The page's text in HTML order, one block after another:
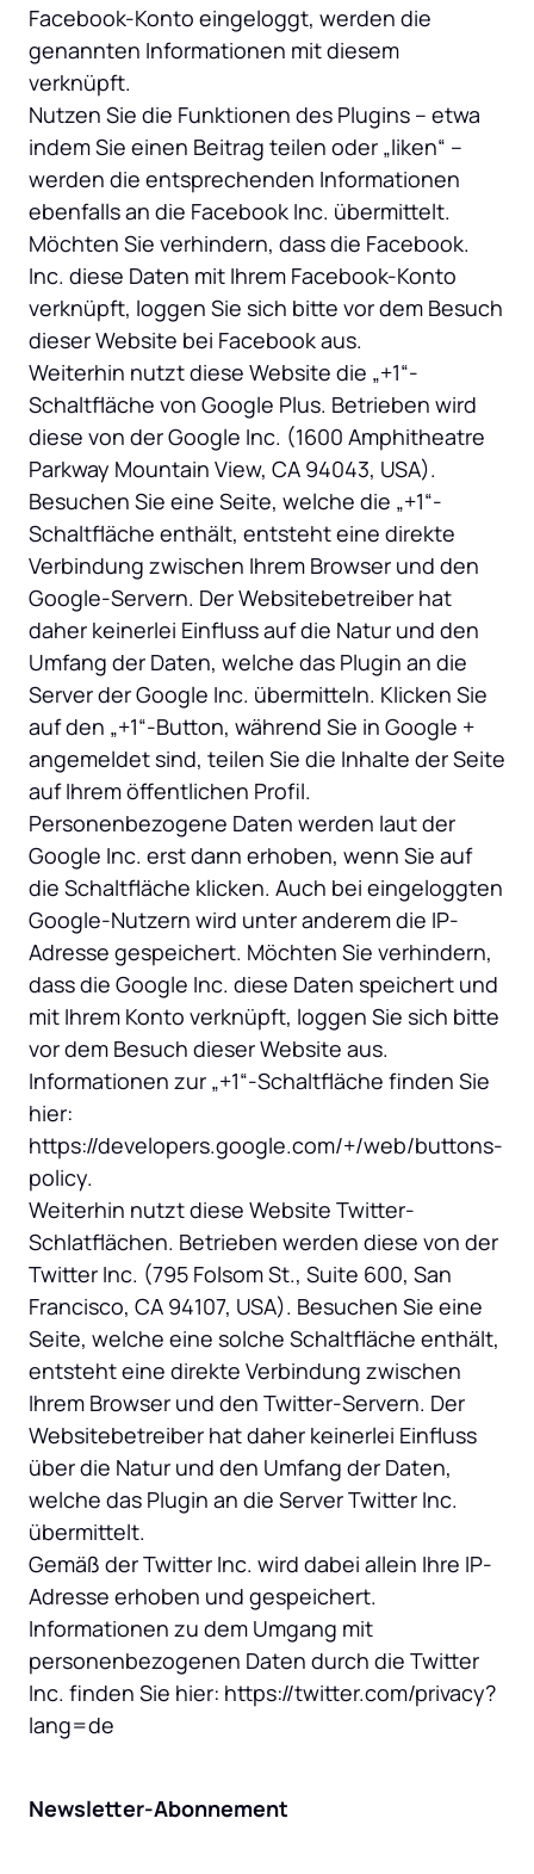
Facebook-Konto eingeloggt, werden die
genannten Informationen mit diesem
verknüpft.
Nutzen Sie die Funktionen des Plugins – etwa
indem Sie einen Beitrag teilen oder „liken“ –
werden die entsprechenden Informationen
ebenfalls an die Facebook Inc. übermittelt.
Möchten Sie verhindern, dass die Facebook.
Inc. diese Daten mit Ihrem Facebook-Konto
verknüpft, loggen Sie sich bitte vor dem Besuch
dieser Website bei Facebook aus.
Weiterhin nutzt diese Website die „+1“-
Schaltfläche von Google Plus. Betrieben wird
diese von der Google Inc. (1600 Amphitheatre
Parkway Mountain View, CA 94043, USA).
Besuchen Sie eine Seite, welche die „+1“-
Schaltfläche enthält, entsteht eine direkte
Verbindung zwischen Ihrem Browser und den
Google-Servern. Der Websitebetreiber hat
daher keinerlei Einfluss auf die Natur und den
Umfang der Daten, welche das Plugin an die
Server der Google Inc. übermitteln. Klicken Sie
auf den „+1“-Button, während Sie in Google +
angemeldet sind, teilen Sie die Inhalte der Seite
auf Ihrem öffentlichen Profil.
Personenbezogene Daten werden laut der
Google Inc. erst dann erhoben, wenn Sie auf
die Schaltfläche klicken. Auch bei eingeloggten
Google-Nutzern wird unter anderem die IP-
Adresse gespeichert. Möchten Sie verhindern,
dass die Google Inc. diese Daten speichert und
mit Ihrem Konto verknüpft, loggen Sie sich bitte
vor dem Besuch dieser Website aus.
Informationen zur „+1“-Schaltfläche finden Sie
hier:
https://developers.google.com/+/web/buttons-
policy.
Weiterhin nutzt diese Website Twitter-
Schlatflächen. Betrieben werden diese von der
Twitter Inc. (795 Folsom St., Suite 600, San
Francisco, CA 94107, USA). Besuchen Sie eine
Seite, welche eine solche Schaltfläche enthält,
entsteht eine direkte Verbindung zwischen
Ihrem Browser und den Twitter-Servern. Der
Websitebetreiber hat daher keinerlei Einfluss
über die Natur und den Umfang der Daten,
welche das Plugin an die Server Twitter Inc.
übermittelt.
Gemäß der Twitter Inc. wird dabei allein Ihre IP-
Adresse erhoben und gespeichert.
Informationen zu dem Umgang mit
personenbezogenen Daten durch die Twitter
Inc. finden Sie hier: https://twitter.com/privacy?
lang=de
Newsletter-Abonnement